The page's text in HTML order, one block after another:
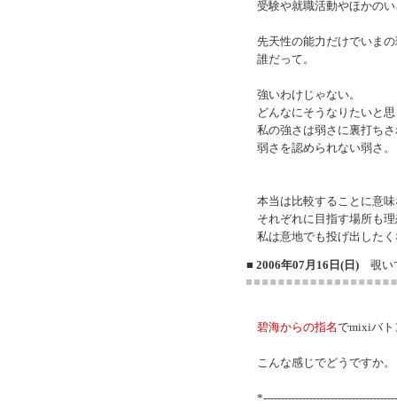
受験や就職活動やほかの
先天性の能力だけでいま
誰だって。
強いわけじゃない。
どんなにそうなりたいと
私の強さは弱さに裏打ち
弱さを認められない弱さ。
本当は比較することに意
それぞれに目指す場所も
私は意地でも投げ出した
■ 2006年07月16日(日) 覗い
碧海からの指名でmixiバト
こんな感じでどうですか。